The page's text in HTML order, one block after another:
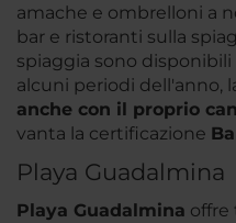
amache e ombrelloni a
bar e ristoranti sulla
spiaggia sono
alcuni periodi dell'anno,
anche con il proprio
vanta la certificazione
Playa Guadalmina
Playa Guadalmina